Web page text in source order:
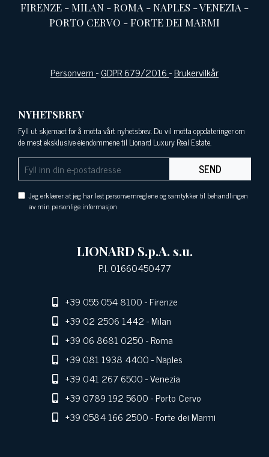
FIRENZE -MILAN -ROMA -NAPLES -VENEZIA -
PORTO CERVO -FORTE DEI MARMI
Personvern-GDPR 679/2016-Brukervilkår
NYHETSBREV
Fyll ut skjemaet for å motta vårt nyhetsbrev. Du vil motta oppdateringer om
de mest eksklusive eiendommene til Lionard Luxury Real Estate.
SEND
Jeg erklærer at jeg har lest personvernreglene og samtykker til behandlingen
av min personlige informasjon
LIONARD S.p.A. s.u.
P.I. 01660450477
+39 055 054 8100- Firenze
+39 02 2506 1442- Milan
+39 06 8681 0250- Roma
+39 081 1938 4400- Naples
+39 041 267 6500- Venezia
+39 0789 192 5600- Porto Cervo
+39 0584 166 2500- Forte dei Marmi